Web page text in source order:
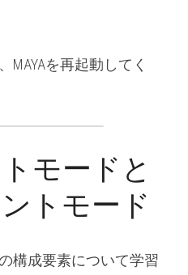
MAYAを再起動してく
モードと
トモード
構成要素について学習